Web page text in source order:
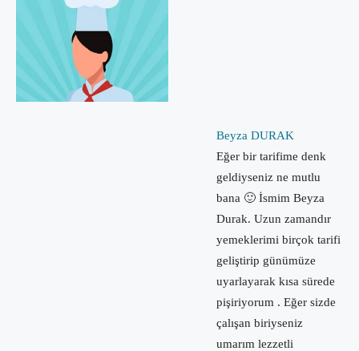
Beyza DURAK
Eğer bir tarifime denk
geldiyseniz ne mutlu
bana 🙂 İsmim Beyza
Durak. Uzun zamandır
yemeklerimi birçok tarifi
geliştirip günümüze
uyarlayarak kısa sürede
pişiriyorum . Eğer sizde
çalışan biriyseniz
umarım lezzetli